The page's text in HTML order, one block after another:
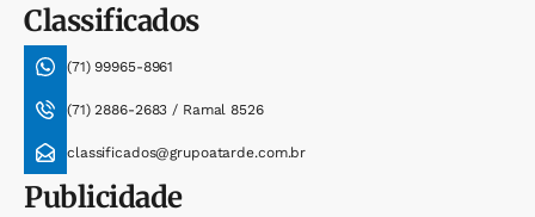
Classificados
(71) 99965-8961
(71) 2886-2683 / Ramal 8526
classificados@grupoatarde.com.br
Publicidade